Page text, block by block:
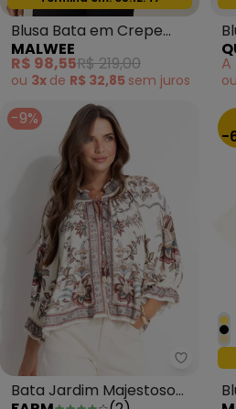
Blusa Bata em Crepe
Preto
MALWEE
R$ 98,55R$ 219,00
ou 3x de R$ 32,85 sem juros ou
-9%
Farm -
Bata Jardim Majestoso
-